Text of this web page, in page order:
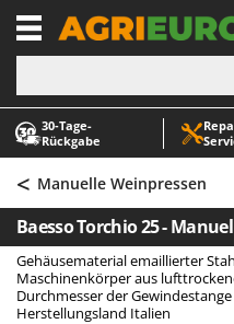
30‑Tage-
Rückgabe
-1
A
Abbeermaschinen -
Abfüllgeräte
Akku Gartenscheren
Akku Gras- und
Akku-Stichsägen
Allzwecktransporter -
A
ABAC
AgriEuro Premium
AgriEuro TOP-LINE
AGT
Aima
Airmec
< Manuelle Weinpressen
Baesso Torchio 25 -
Gehäusematerial emaillierter
Maschinenkörper aus
Durchmesser der
Herstellungsland Italien